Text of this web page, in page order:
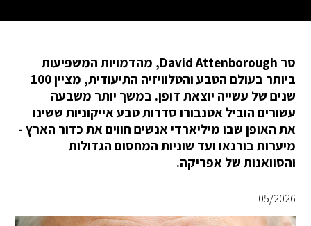
סר David Attenborough, מהדמויות המשפיעות
ביותר בעולם הטבע והטלוויזיה התיעודית, מציין 100
שנים של עשייה יוצאת דופן. במשך יותר משבעה
עשורים הוביל אטנבורו סדרות טבע אייקוניות ששינו
את האופן שבו מיליארדי אנשים חווים את כדור הארץ -
מיערות בורנאו ועד שוניות המחסום הגדולות
והסוואנות של אפריקה.
05/2026